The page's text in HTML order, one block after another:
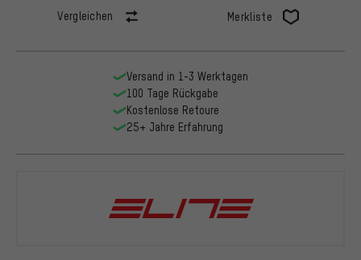
Vergleichen Merkliste
Versand in 1-3 Werktagen
100 Tage Rückgabe
Kostenlose Retoure
25+ Jahre Erfahrung